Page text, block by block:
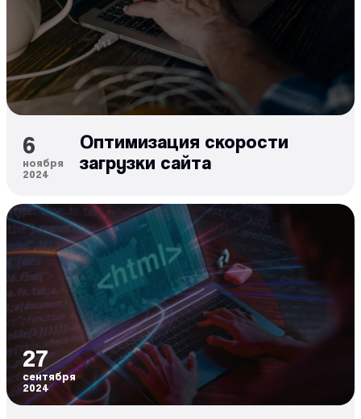
6
ноября
2024
Оптимизация скорости
загрузки сайта
27
сентября
2024